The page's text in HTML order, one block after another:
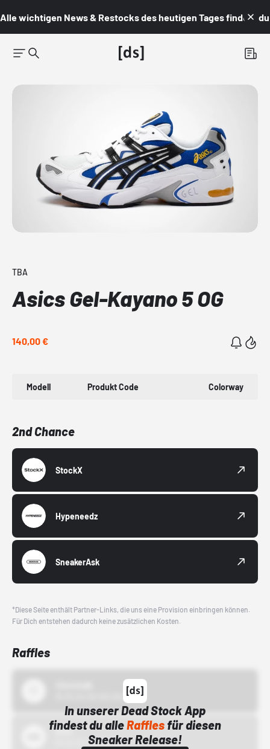
Alle wichtigen News & Restocks des heutigen Tages findest du
TBA
Asics Gel-Kayano 5 OG
140,00 €
Modell Produkt Code Colorway
2nd Chance
StockX
Hypeneedz
SneakerAsk
*Diese Seite enthält Partner-Links, die uns eine Provision einbringen können.
Für Dich entstehen dadurch keine zusätzlichen Kosten.
Raffles
In unserer Dead Stock App
findest du alleRafflesfür diesen
Sneaker Release!
Bstn
01.10.22 00:00 Uhr